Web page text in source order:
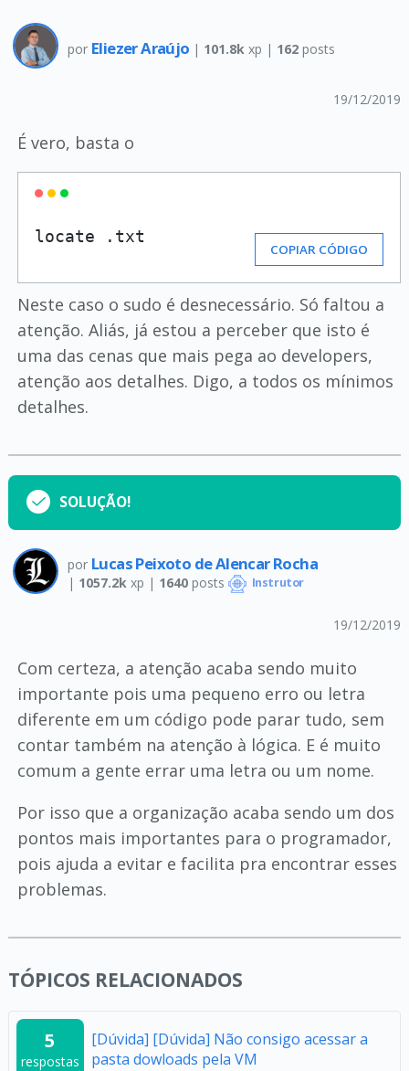
por Eliezer Araújo | 101.8k xp | 162posts
19/12/2019
É vero, basta o
locate .txt
COPIAR CÓDIGO
Neste caso o sudo é desnecessário. Só faltou a
atenção. Aliás, já estou a perceber que isto é
uma das cenas que mais pega ao developers,
atenção aos detalhes. Digo, a todos os mínimos
detalhes.
SOLUÇÃO!
por Lucas Peixoto de Alencar Rocha
| 1057.2k xp | 1640posts Instrutor
19/12/2019
Com certeza, a atenção acaba sendo muito
importante pois uma pequeno erro ou letra
diferente em um código pode parar tudo, sem
contar também na atenção à lógica. E é muito
comum a gente errar uma letra ou um nome.
Por isso que a organização acaba sendo um dos
pontos mais importantes para o programador,
pois ajuda a evitar e facilita pra encontrar esses
problemas.
TÓPICOS RELACIONADOS
5
respostas
[Dúvida] [Dúvida] Não consigo acessar a
pasta dowloads pela VM